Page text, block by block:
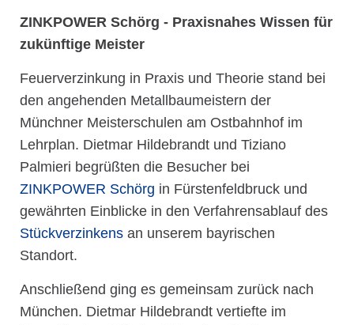
ZINKPOWER Schörg - Praxisnahes Wissen für
zukünftige Meister
Feuerverzinkung in Praxis und Theorie stand bei
den angehenden Metallbaumeistern der
Münchner Meisterschulen am Ostbahnhof im
Lehrplan. Dietmar Hildebrandt und Tiziano
Palmieri begrüßten die Besucher bei
ZINKPOWER Schörg in Fürstenfeldbruck und
gewährten Einblicke in den Verfahrensablauf des
Stückverzinkens an unserem bayrischen
Standort.
Anschließend ging es gemeinsam zurück nach
München. Dietmar Hildebrandt vertiefte im